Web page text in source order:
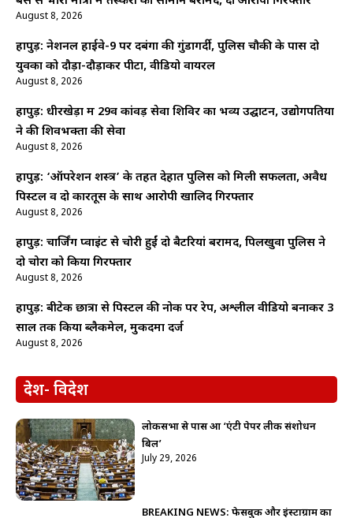
August 8, 2026
हापुड़: नेशनल हाईवे-9 पर दबंगों की गुंडागर्दी, पुलिस चौकी के पास दो
युवकों को दौड़ा-दौड़ाकर पीटा, वीडियो वायरल
August 8, 2026
हापुड़: धीरखेड़ा में 29वें कांवड़ सेवा शिविर का भव्य उद्घाटन, उद्योगपतियों
ने की शिवभक्तों की सेवा
August 8, 2026
हापुड़: ‘ऑपरेशन शस्त्र’ के तहत देहात पुलिस को मिली सफलता, अवैध
पिस्टल व दो कारतूस के साथ आरोपी खालिद गिरफ्तार
August 8, 2026
हापुड़: चार्जिंग प्वाइंट से चोरी हुईं दो बैटरियां बरामद, पिलखुवा पुलिस ने
दो चोरों को किया गिरफ्तार
August 8, 2026
हापुड़: बीटेक छात्रा से पिस्टल की नोक पर रेप, अश्लील वीडियो बनाकर 3
साल तक किया ब्लैकमेल, मुकदमा दर्ज
August 8, 2026
देश- विदेश
लोकसभा से पास हुआ ‘एंटी पेपर लीक संशोधन
बिल’
July 29, 2026
BREAKING NEWS: फेसबुक और इंस्टाग्राम का